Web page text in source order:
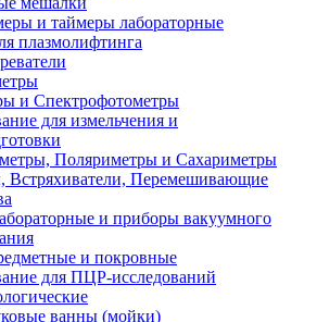
и таймеры лабораторные
плазмолифтинга
и Спектрофотометры
для измельчения и
Поляриметры и Сахариметры
Встряхиватели, Перемешивающие
и приборы вакуумного
и покровные
для ПЦР-исследований
ванны (мойки)